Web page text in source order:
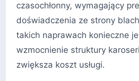
czasochłonny, wymagający
doświadczenia ze strony
takich naprawach konieczne
wzmocnienie struktury
zwiększa koszt usługi.